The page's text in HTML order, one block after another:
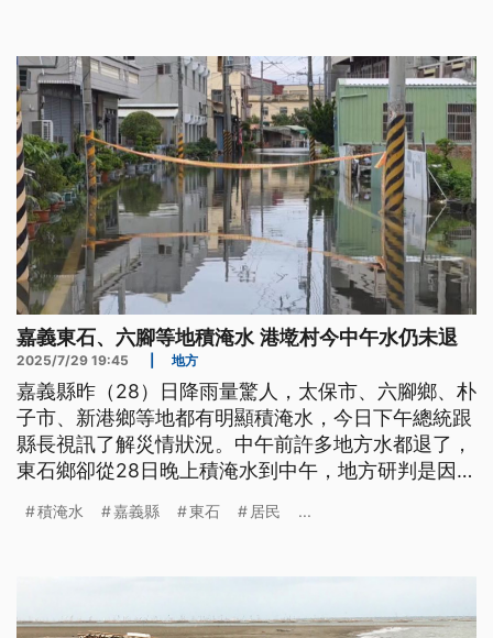
嘉義東石、六腳等地積淹水 港墘村今中午水仍未退
2025/7/29 19:45 地方
嘉義縣昨（28）日降雨量驚人，太保市、六腳鄉、朴
子市、新港鄉等地都有明顯積淹水，今日下午總統跟
縣長視訊了解災情狀況。中午前許多地方水都退了，
東石鄉卻從28日晚上積淹水到中午，地方研判是因地
牧場被潰堤河水沖入，3000頭豬泡在水裡，損失慘
積淹水 嘉義縣 東石 居民 ...